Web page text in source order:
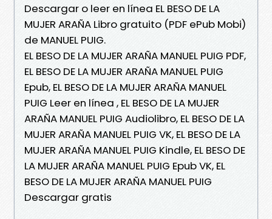
Descargar o leer en línea EL BESO DE LA
MUJER ARAÑA Libro gratuito (PDF ePub Mobi)
de MANUEL PUIG.
EL BESO DE LA MUJER ARAÑA MANUEL PUIG PDF,
EL BESO DE LA MUJER ARAÑA MANUEL PUIG
Epub, EL BESO DE LA MUJER ARAÑA MANUEL
PUIG Leer en línea , EL BESO DE LA MUJER
ARAÑA MANUEL PUIG Audiolibro, EL BESO DE LA
MUJER ARAÑA MANUEL PUIG VK, EL BESO DE LA
MUJER ARAÑA MANUEL PUIG Kindle, EL BESO DE
LA MUJER ARAÑA MANUEL PUIG Epub VK, EL
BESO DE LA MUJER ARAÑA MANUEL PUIG
Descargar gratis